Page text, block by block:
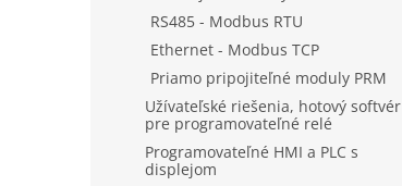
RS485 - Modbus RTU
Ethernet - Modbus TCP
Priamo pripojiteľné moduly PRM
Užívateľské riešenia, hotový softvér
pre programovateľné relé
Programovateľné HMI a PLC s
displejom